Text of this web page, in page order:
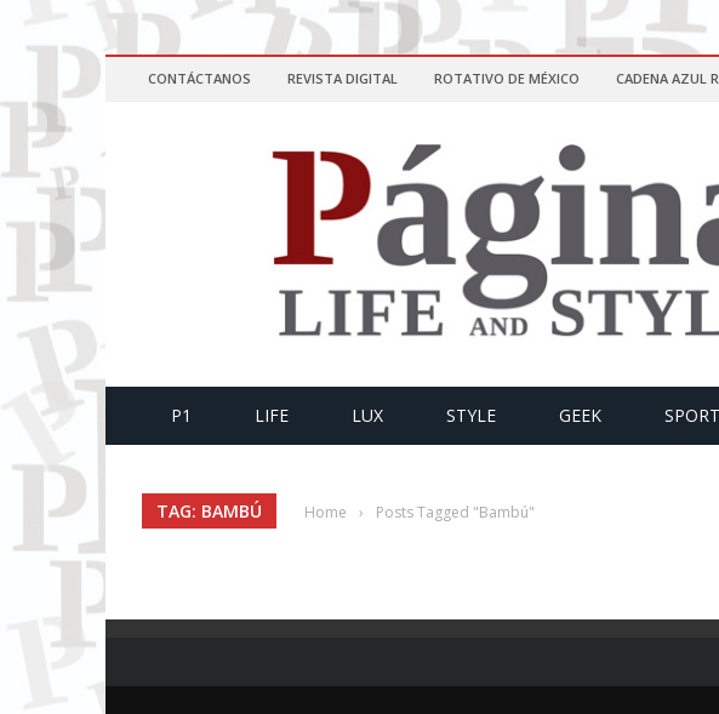
CONTÁCTANOS REVISTA DIGITAL ROTATIVO DE MÉXICO CADENA AZUL
P1 LIFE LUX STYLE GEEK
TAG: BAMBÚ Home › Posts Tagged "Bambú"